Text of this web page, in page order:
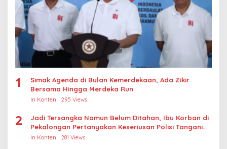
1
Simak Agenda di Bulan Kemerdekaan, Ada Zikir
Bersama Hingga Merdeka Run
In Konten 295 Views
2
Jadi Tersangka Namun Belum Ditahan, Ibu Korban di
Pekalongan Pertanyakan Keseriusan Polisi Tangani
Kasus Rudapksa Sampai Anaknya Hamil
In Konten 281 Views